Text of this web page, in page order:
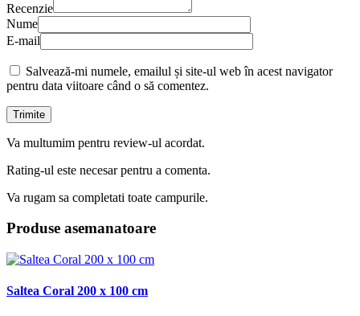
Recenzie
Nume
E-mail
Salvează-mi numele, emailul și site-ul web în acest navigator
pentru data viitoare când o să comentez.
Va multumim pentru review-ul acordat.
Rating-ul este necesar pentru a comenta.
Va rugam sa completati toate campurile.
Produse asemanatoare
Saltea Coral 200 x 100 cm